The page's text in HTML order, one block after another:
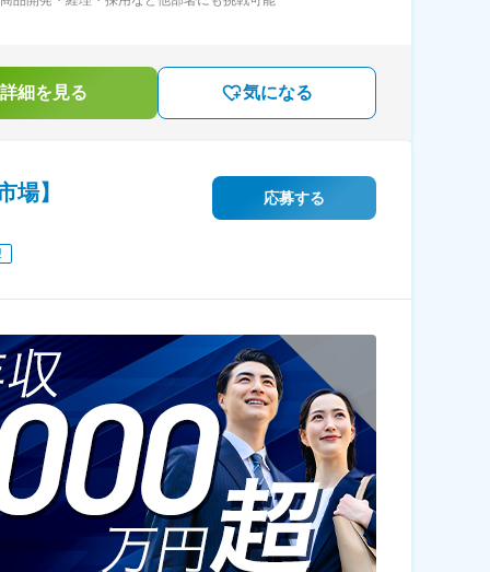
細を見る 気になる
場】 応募する